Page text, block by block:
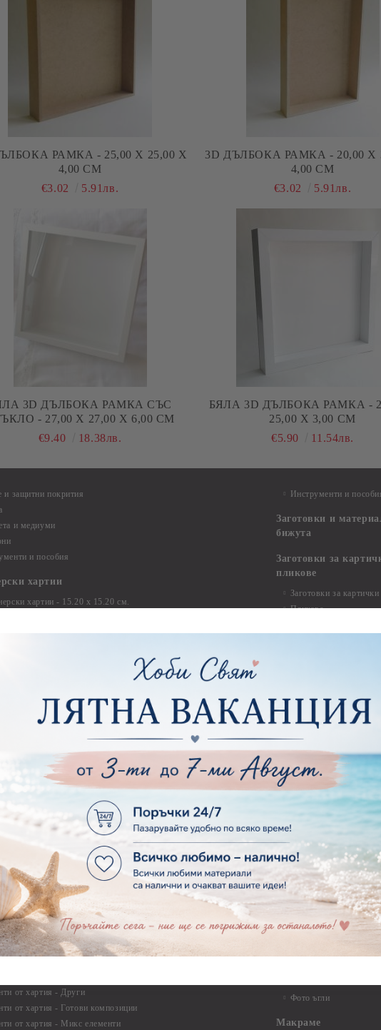
РАМКА - 25,00 Х 25,00 Х
4,00 СМ
€3.02
5.91лв.
3D ДЪЛБОКА РАМКА - 20,00 Х
4,00 СМ
€3.02
5.91лв.
3D ДЪЛБОКА РАМКА СЪС
- 27,00 Х 27,00 Х 6,00 СМ
€9.40
18.38лв.
БЯЛА 3D ДЪЛБОКА РАМКА -
25,00 Х 3,00 СМ
€5.90
11.54лв.
и защитни покрития
и медиуми
и пособия
хартии
хартии - 15.20 х 15.20 см.
хартии - 30.50 х 30.50 см.
хартии - Сватби
хартии - Детски
от хартия - Букви и Цифри за Банери
от хартия - Детски
от хартия - Училище, Дипломиране и Абитуриентски
от хартия - Животни, птици, пеперуди
от хартия - Любов, Сватба, Свети Валентин
от хартия - Дантели, бордюри, ъгли
от хартия - Рамки
от хартия - Цветя, листа и клони
от хартия - За Жени
от хартия - За Мъже
от хартия - Морски
от хартия - Къщи, Врати, Прозорци, Огради, Фенери
от хартия - Пътешествия и Фото моменти
от хартия - Други
от хартия - Готови композиции
от хартия - Микс елементи
Инструменти и
Заготовки и
бижута
Заготовки за
пликове
Заготовки за картички
Пликове
Заготовки за папки,
Квилинг
Квилинг ленти - микс
Квилинг ленти -
30см.
Квилинг ленти - 8мм
Инструменти и пособия
Комплекти за
Лепила и лепящи
Лепила
Лепящи ленти
3D Повдигащи
Фото ъгли
Макраме